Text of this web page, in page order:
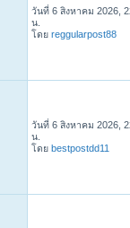
วันที่ 6 สิงหาคม 2026,
น.
โดยreggularpost88
วันที่ 6 สิงหาคม 2026,
น.
โดยbestpostdd11